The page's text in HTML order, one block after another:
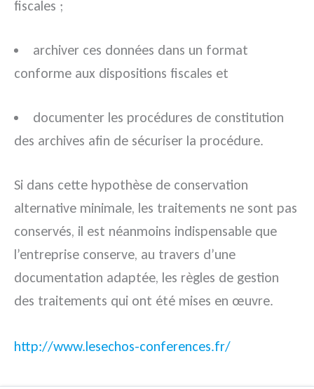
fiscales ;
archiver ces données dans un format
conforme aux dispositions fiscales et
documenter les procédures de constitution
des archives afin de sécuriser la procédure.
Si dans cette hypothèse de conservation
alternative minimale, les traitements ne sont pas
conservés, il est néanmoins indispensable que
l’entreprise conserve, au travers d’une
documentation adaptée, les règles de gestion
des traitements qui ont été mises en œuvre.
http://www.lesechos-conferences.fr/